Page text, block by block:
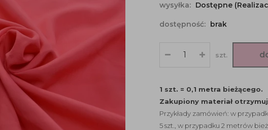
wysyłka: Dostępne
dostępność: brak
szt.
1 szt. = 0,1 metra bieżącego.
Zakupiony materiał
Przykłady zamówień: w
5 szt., w przypadku 2 metrów